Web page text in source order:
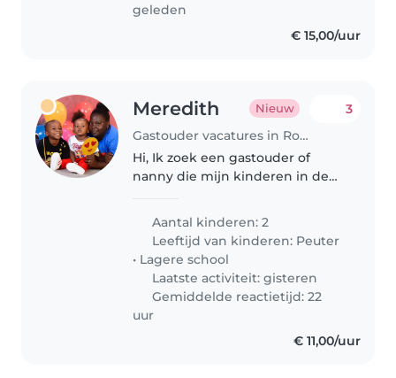
geleden
€ 15,00/uur
Meredith Nieuw
Gastouder vacatures in Rotterdam
3
Hi, Ik zoek een gastouder of
nanny die mijn kinderen in de
Aantal kinderen: 2
Leeftijd van kinderen: Peuter
• Lagere school
Laatste activiteit: gisteren
Gemiddelde reactietijd: 22
uur
€ 11,00/uur